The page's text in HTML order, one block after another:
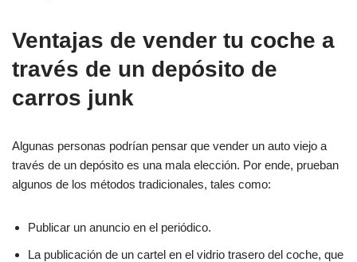
Ventajas de vender tu coche a
través de un depósito de
carros junk
Algunas personas podrían pensar que vender un auto viejo a
través de un depósito es una mala elección. Por ende, prueban
algunos de los métodos tradicionales, tales como:
Publicar un anuncio en el periódico.
La publicación de un cartel en el vidrio trasero del coche, que